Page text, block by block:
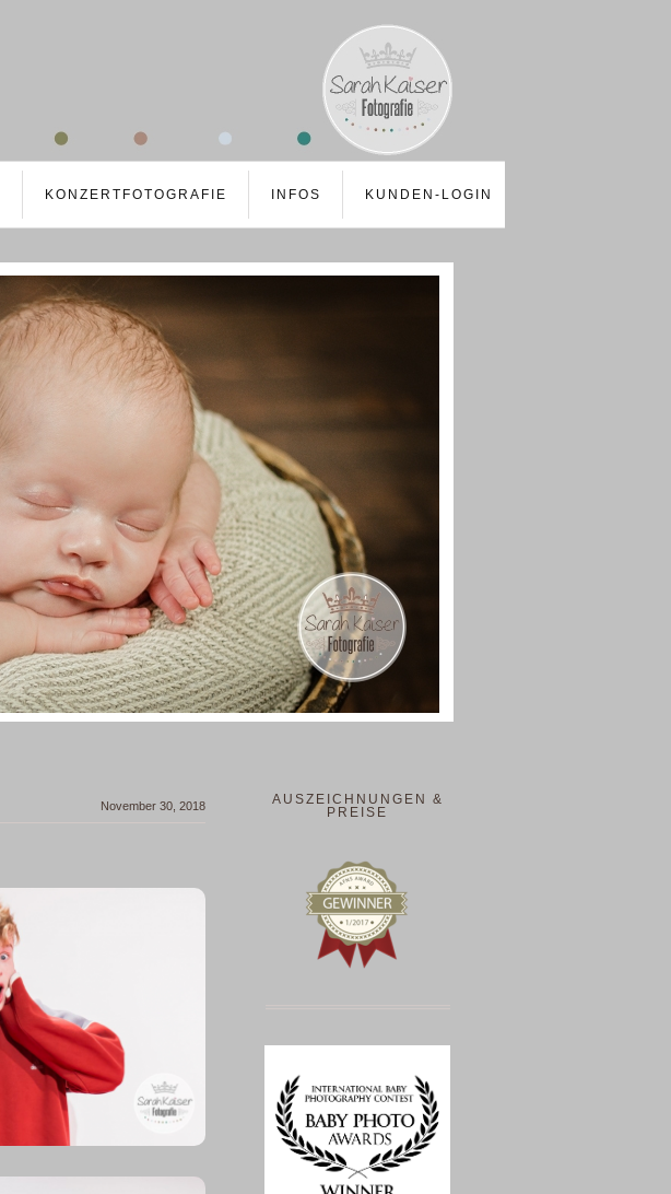
KONZERTFOTOGRAFIE INFOS KUNDEN-LOGIN
November 30, 2018
AUSZEICHNUNGEN &
PREISE